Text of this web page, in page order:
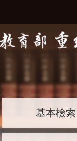
基本檢索